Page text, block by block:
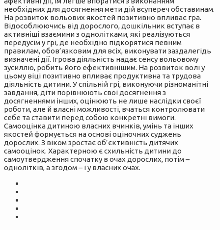
необхідних для досягнення мети дій всупереч обставинам.
На розвиток вольових якостей позитивно впливає гра.
Відособлюючись від дорослого, дошкільник вступає в
активніші взаємини з однолітками, які реалізуються
передусім у грі, де необхідно підкорятися певним
правилам, обов’язковим для всіх, виконувати заздалегідь
визначені дії. Ігрова діяльність надає сенсу вольовому
зусиллю, робить його ефективнішим. На розвиток волі у
цьому віці позитивно впливає продуктивна та трудова
діяльність дитини. У спільній грі, виконуючи різноманітні
завдання, діти порівнюють свої досягнення з
досягненнями інших, оцінюють не лише наслідки своєї
роботи, але й власні можливості, вчаться контролювати
себе та ставити перед собою конкретні вимоги.
Самооцінка дитиною власних вчинків, умінь та інших
якостей формується на основі оціночних суджень
дорослих. З віком зростає об’єктивність дитячих
самооцінок. Характерною є схильність дитини до
самоутвердження спочатку в очах дорослих, потім –
однолітків, а згодом – і у власних очах.